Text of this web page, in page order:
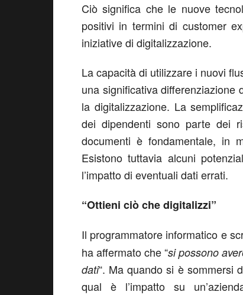
Ciò significa che le nuove
positivi in termini di customer
iniziative di digitalizzazione.
La capacità di utilizzare i nuovi
una significativa differenziazione
la digitalizzazione. La
dei dipendenti sono parte dei
documenti è fondamentale, in
Esistono tuttavia alcuni
l’impatto di eventuali dati errati.
“Ottieni ciò che digitalizzi”
Il programmatore informatico e
ha affermato che “si possono
dati“. Ma quando si è sommersi
qual è l’impatto su